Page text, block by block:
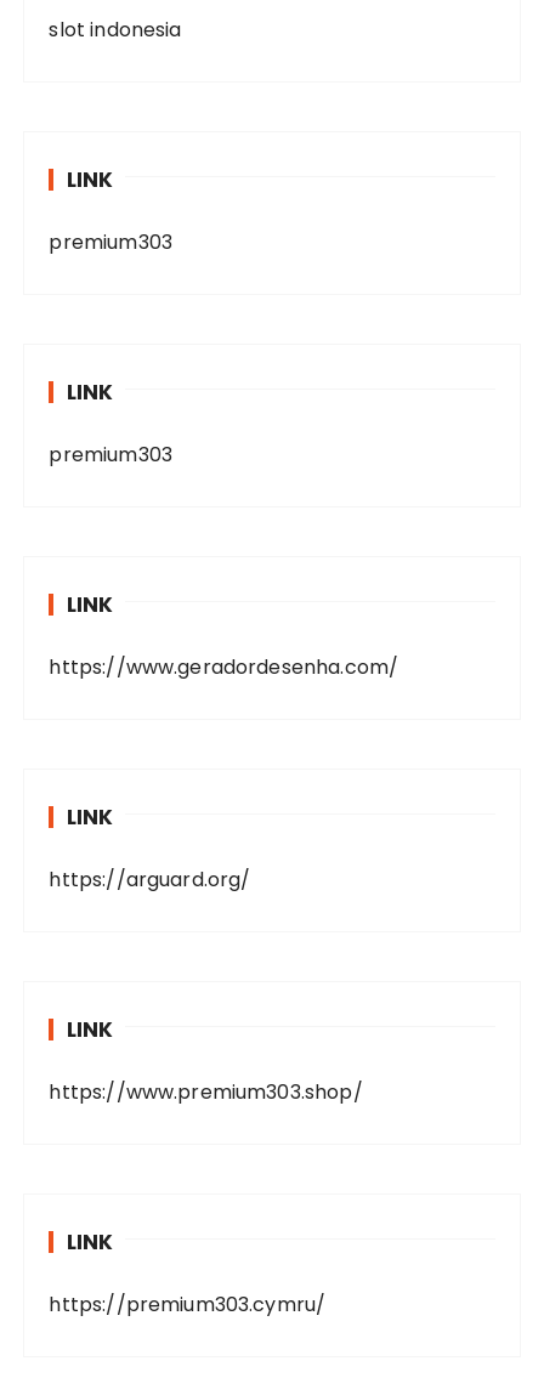
slot indonesia
LINK
premium303
LINK
premium303
LINK
https://www.geradordesenha.com/
LINK
https://arguard.org/
LINK
https://www.premium303.shop/
LINK
https://premium303.cymru/